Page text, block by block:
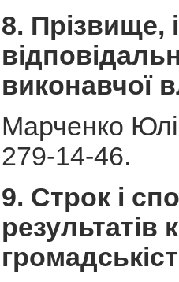
8. Прізвище,
виконавчої
Марченко
279-14-46.
9. Строк і
результатів